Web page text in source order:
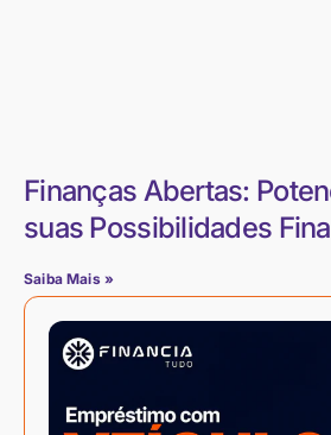
Finanças Abertas:
suas Possibilidades
Saiba Mais »